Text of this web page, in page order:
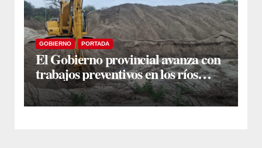
GOBIERNO PORTADA
El Gobierno provincial avanza con
trabajos preventivos en los ríos
Dulce y Salado y en los Bajos
Submeridionales